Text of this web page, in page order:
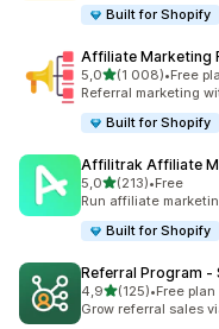
Built for Shopify
Affiliate Marketing
5,0av 5 stjerner
(1 008)
Totalt 1008 omtaler
•Free
Referral marketing
Built for Shopify
Affilitrak Affiliate
5,0av 5 stjerner
(213)
Totalt 213 omtaler
•Free
Run affiliate
Built for Shopify
Referral Program ‑
4,9av 5 stjerner
(125)
Totalt 125 omtaler
•Free
Grow referral sales